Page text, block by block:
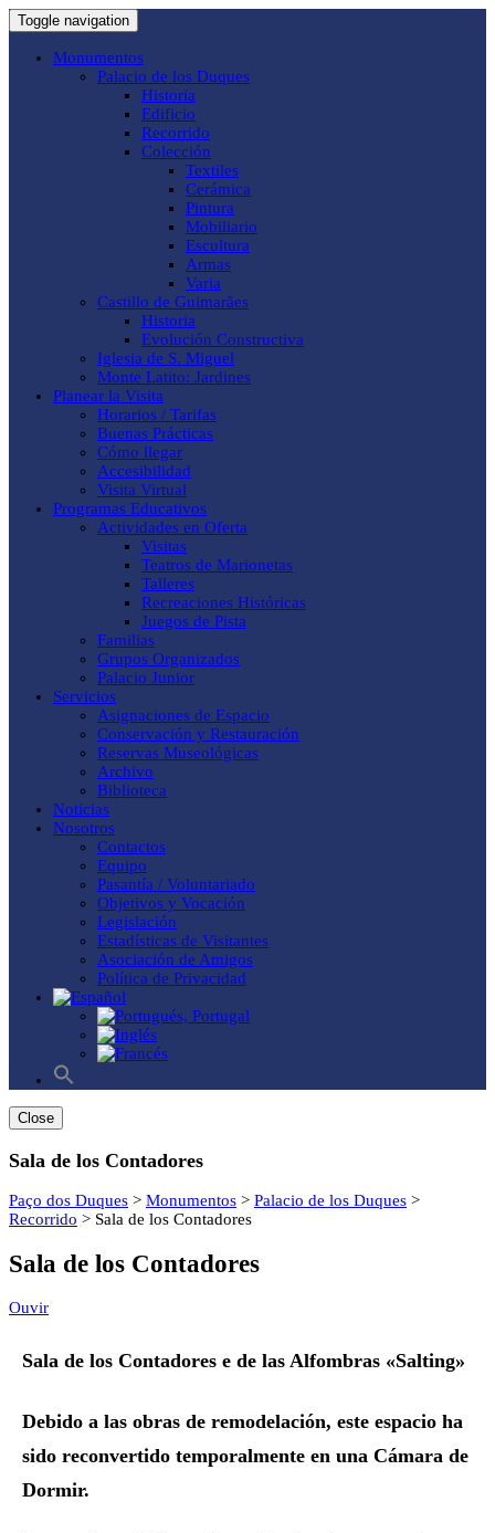
Toggle navigation
Monumentos
Palacio de los Duques
Historia
Edificio
Recorrido
Colección
Textiles
Cerámica
Pintura
Mobiliario
Escultura
Armas
Varia
Castillo de Guimarães
Historia
Evolución Constructiva
Iglesia de S. Miguel
Monte Latito: Jardines
Planear la Visita
Horarios / Tarifas
Buenas Prácticas
Cómo llegar
Accesibilidad
Visita Virtual
Programas Educativos
Actividades en Oferta
Visitas
Teatros de Marionetas
Talleres
Recreaciones Históricas
Juegos de Pista
Familias
Grupos Organizados
Palacio Junior
Servicios
Asignaciones de Espacio
Conservación y Restauración
Reservas Museológicas
Archivo
Biblioteca
Noticias
Nosotros
Contactos
Equipo
Pasantía / Voluntariado
Objetivos y Vocación
Legislación
Estadísticas de Visitantes
Asociación de Amigos
Política de Privacidad
Buscar:
Botón de búsqueda
Close
Sala de los Contadores
Paço dos Duques > Monumentos > Palacio de los Duques >
Recorrido > Sala de los Contadores
Sala de los Contadores
Ouvir
Sala de los Contadores e de las Alfombras «Salting»
Debido a las obras de remodelación, este espacio ha
sido reconvertido temporalmente en una Cámara de
Dormir.